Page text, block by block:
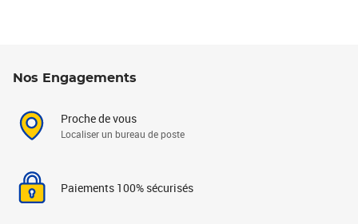
Nos Engagements
Proche de vous
Localiser un bureau de poste
Paiements 100% sécurisés